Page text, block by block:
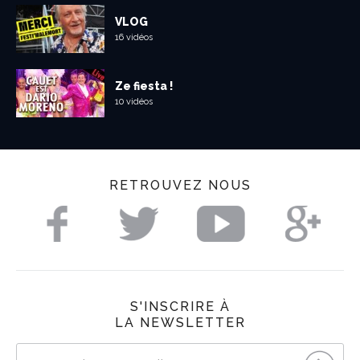
VLOG
16 vidéos
Ze fiesta !
10 vidéos
RETROUVEZ NOUS
S'INSCRIRE À
LA NEWSLETTER